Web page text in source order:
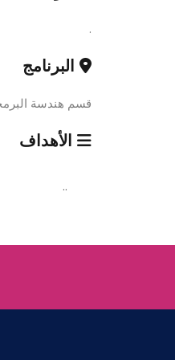
.
البرنامج
قسم هندسة
الأهداف
..